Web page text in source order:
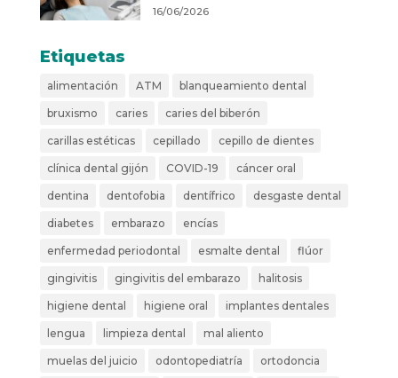
16/06/2026
Etiquetas
alimentación ATM blanqueamiento dental
bruxismo caries caries del biberón
carillas estéticas cepillado cepillo de dientes
clínica dental gijón COVID-19 cáncer oral
dentina dentofobia dentífrico desgaste dental
diabetes embarazo encías
enfermedad periodontal esmalte dental flúor
gingivitis gingivitis del embarazo halitosis
higiene dental higiene oral implantes dentales
lengua limpieza dental mal aliento
muelas del juicio odontopediatría ortodoncia